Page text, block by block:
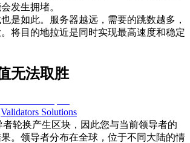
发生拥堵。
是如此。服务器越远，需要的跳数越多，
将目的地拉近是同时实现最高速度和稳定
无法取胜
Validators Solutions
者轮换产生区块，因此您与当前领导者的
。领导者分布在全球，位于不同大陆的情